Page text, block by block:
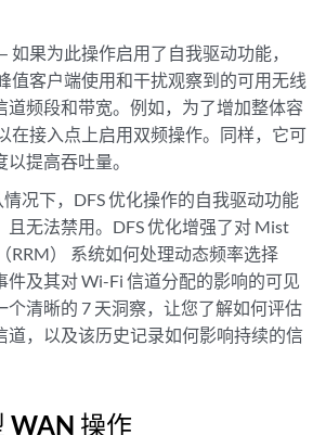
如果为此操作启用了自我驱动功能，
值客户端使用和干扰观察到的可用无线
道频段和带宽。例如，为了增加整体容
在接入点上启用双频操作。同样，它可
提高吞吐量。
情况下，DFS 优化操作的自我驱动功能
且无法禁用。DFS 优化增强了对 Mist
RRM） 系统如何处理动态频率选择
件及其对 Wi-Fi 信道分配的影响的可见
个清晰的 7 天洞察，让您了解如何评估
道，以及该历史记录如何影响持续的信
WAN 操作